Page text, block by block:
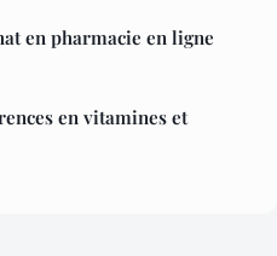
en pharmacie en ligne
en vitamines et